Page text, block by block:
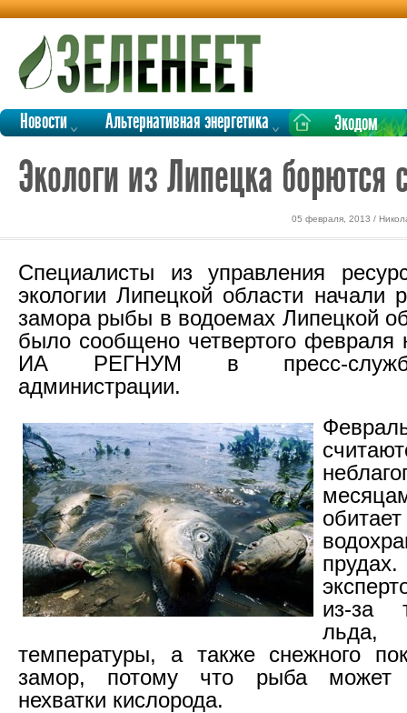
Новости Альтернативная энергетика Экодом
Экологи из Липецка
05 февраля, 2013 /
Специалисты из управления
экологии Липецкой области начали
замора рыбы в водоемах Липецкой
было сообщено четвертого февраля
ИА РЕГНУМ в пресс-
администрации.
из-за
температуры, а также снежного
замор, потому что рыба может
нехватки кислорода.